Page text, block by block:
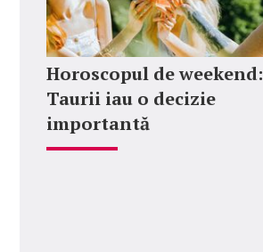
Horoscopul de weekend:
Taurii iau o decizie
importantă